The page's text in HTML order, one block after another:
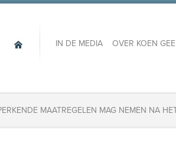
IN DE MEDIA OVER KOEN
MAATREGELEN MAG NEMEN NA